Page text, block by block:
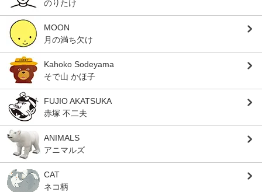
のりたけ
MOON
月の満ち欠け
Kahoko Sodeyama
そで山 かほ子
FUJIO AKATSUKA
赤塚 不二夫
ANIMALS
アニマルズ
CAT
ネコ柄